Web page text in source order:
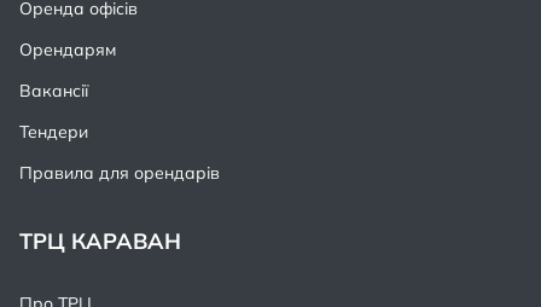
Оренда офісів
Орендарям
Вакансії
Тендери
Правила для орендарів
ТРЦ КАРАВАН